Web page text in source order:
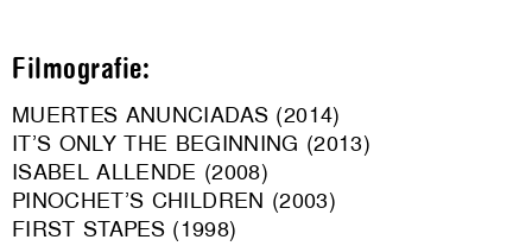
Filmografie:
MUERTES ANUNCIADAS (2014)
IT’S ONLY THE BEGINNING (2013)
ISABEL ALLENDE (2008)
PINOCHET’S CHILDREN (2003)
FIRST STAPES (1998)